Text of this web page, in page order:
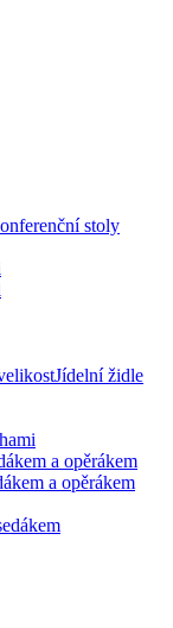
stoly
Jídelní židle
a opěrákem
a opěrákem